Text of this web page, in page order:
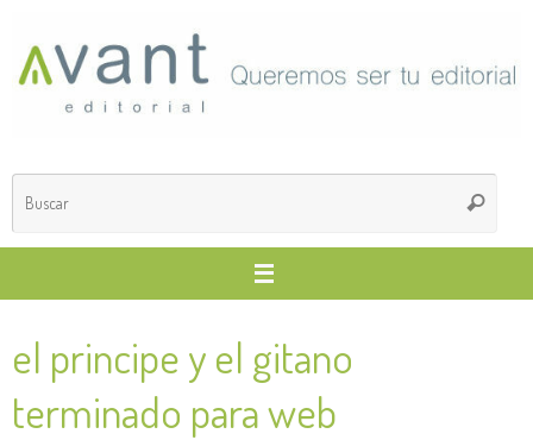
contenido
Buscar
el principe y el gitano
terminado para web